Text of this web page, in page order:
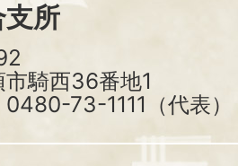
所
騎西36番地1
73-1111（代表）